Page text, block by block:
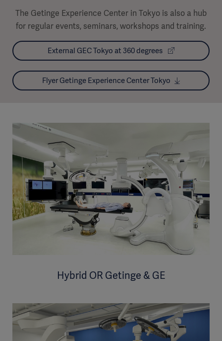
The Getinge Experience Center in Tokyo is also a hub
for regular events, seminars, workshops and training.
External GEC Tokyo at 360 degrees
Flyer Getinge Experience Center Tokyo
Hybrid OR Getinge & GE